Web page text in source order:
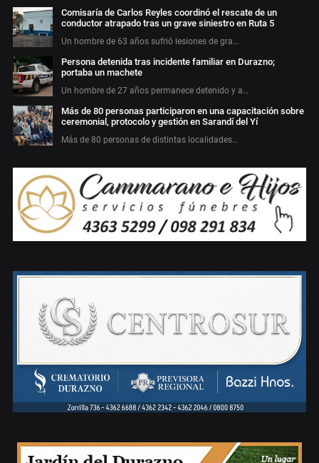
Comisaría de Carlos Reyles coordinó el rescate de un
conductor atrapado tras un grave siniestro en Ruta 5
Un hombre de 63 años sufrió lesiones de gra…
Persona detenida tras incidente familiar en Durazno;
portaba un machete
Un hombre de 27 años permanece detenido y a…
Más de 80 personas participaron en una capacitación sobre
ceremonial, protocolo y gestión en Sarandí del Yí
Más de 80 personas de distintas localidades…